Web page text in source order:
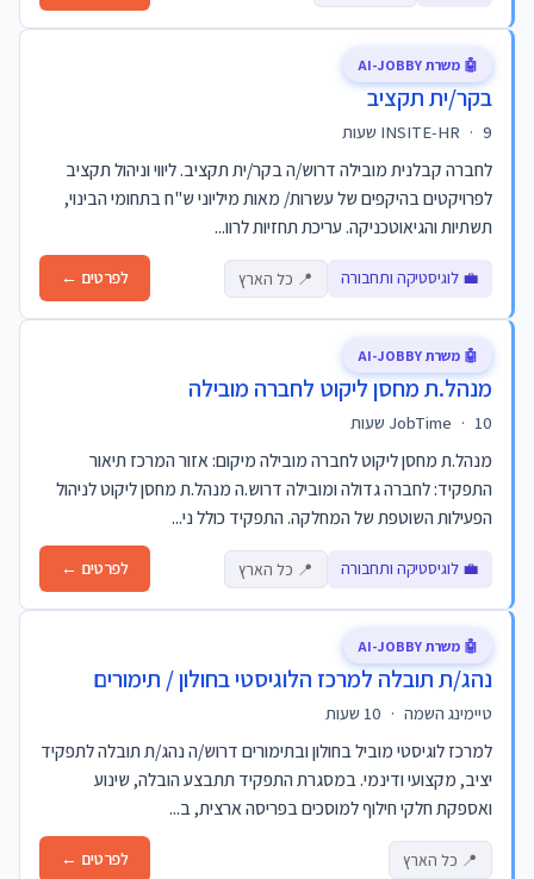
בקר/ית תקציב
INSITE-HR · 9 שעות
לחברה קבלנית מובילה דרוש/ה בקר/ית תקציב. ליווי וניהול תקציב
לפרויקטים בהיקפים של עשרות/ מאות מיליוני ש"ח בתחומי הבינוי,
תשתיות והגיאוטכניקה. עריכת תחזיות לרוו...
💼 לוגיסטיקה ותחבורה 📍 כל הארץ לפרטים ←
🤖 משרת AI-JOBBY
מנהל.ת מחסן ליקוט לחברה מובילה
JobTime · 10 שעות
מנהל.ת מחסן ליקוט לחברה מובילה מיקום: אזור המרכז תיאור
התפקיד: לחברה גדולה ומובילה דרוש.ה מנהל.ת מחסן ליקוט לניהול
הפעילות השוטפת של המחלקה. התפקיד כולל ני...
💼 לוגיסטיקה ותחבורה 📍 כל הארץ לפרטים ←
🤖 משרת AI-JOBBY
נהג/ת תובלה למרכז הלוגיסטי בחולון / תימורים
טיימינג השמה ·
למרכז לוגיסטי מוביל בחולון ובתימורים דרוש/ה נהג/ת תובלה לתפקיד
יציב, מקצועי ודינמי. במסגרת התפקיד תתבצע הובלה, שינוע
ואספקת חלקי חילוף למוסכים בפריסה ארצית, ב...
📍 כל הארץ לפרטים ←
🤖 משרת AI-JOBBY